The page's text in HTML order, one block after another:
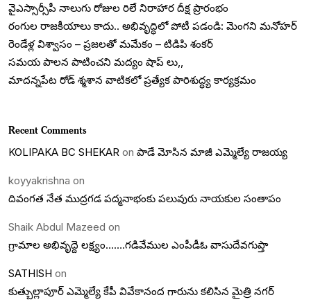
వైఎస్సార్సీపీ నాలుగు రోజుల రిలే నిరాహార దీక్ష ప్రారంభం
రంగుల రాజకీయాలు కాదు.. అభివృద్ధిలో పోటీ పడండి: మెంగని మనోహర్
రెండేళ్ల విశ్వాసం – ప్రజలతో మమేకం – టిడిపి శంకర్
సమయ పాలన పాటించని మద్యం షాప్ లు,,
మాదన్నపేట రోడ్ శ్మశాన వాటికలో ప్రత్యేక పారిశుద్ధ్య కార్యక్రమం
Recent Comments
KOLIPAKA BC SHEKAR on పాడే మోసిన మాజీ ఎమ్మెల్యే రాజయ్య
koyyakrishna on
దివంగత నేత ముద్రగడ పద్మనాభంకు పలువురు నాయకుల సంతాపం
Shaik Abdul Mazeed on
గ్రామాల అభివృద్దె లక్ష్యం…….గడివేముల ఎంపీడీఓ వాసుదేవగుప్తా
SATHISH on
కుత్బుల్లాపూర్ ఎమ్మెల్యే కేపీ వివేకానంద గారును కలిసిన మైత్రి నగర్